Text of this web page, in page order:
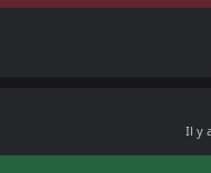
Il y